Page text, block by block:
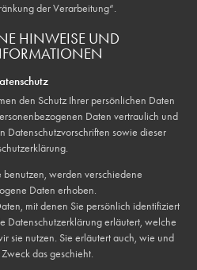
der Verarbeitung“.
HINWEISE UND
den Schutz Ihrer persönlichen Daten
Daten vertraulich und
Datenschutzvorschriften sowie dieser
benutzen, werden verschiedene
Daten erhoben.
mit denen Sie persönlich identifiziert
Datenschutzerklärung erläutert, welche
sie nutzen. Sie erläutert auch, wie und
das geschieht.